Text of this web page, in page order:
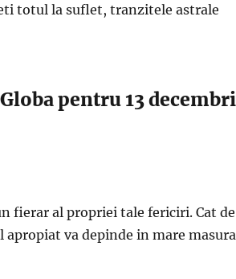
totul la suflet, tranzitele astrale
pentru 13
fierar al propriei tale fericiri. Cat de
va depinde in mare masura